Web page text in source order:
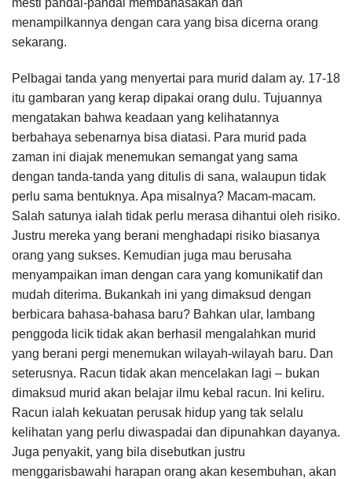
mesti pandai-pandai membahasakan dan
menampilkannya dengan cara yang bisa dicerna orang
sekarang.
Pelbagai tanda yang menyertai para murid dalam ay. 17-18
itu gambaran yang kerap dipakai orang dulu. Tujuannya
mengatakan bahwa keadaan yang kelihatannya
berbahaya sebenarnya bisa diatasi. Para murid pada
zaman ini diajak menemukan semangat yang sama
dengan tanda-tanda yang ditulis di sana, walaupun tidak
perlu sama bentuknya. Apa misalnya? Macam-macam.
Salah satunya ialah tidak perlu merasa dihantui oleh risiko.
Justru mereka yang berani menghadapi risiko biasanya
orang yang sukses. Kemudian juga mau berusaha
menyampaikan iman dengan cara yang komunikatif dan
mudah diterima. Bukankah ini yang dimaksud dengan
berbicara bahasa-bahasa baru? Bahkan ular, lambang
penggoda licik tidak akan berhasil mengalahkan murid
yang berani pergi menemukan wilayah-wilayah baru. Dan
seterusnya. Racun tidak akan mencelakan lagi – bukan
dimaksud murid akan belajar ilmu kebal racun. Ini keliru.
Racun ialah kekuatan perusak hidup yang tak selalu
kelihatan yang perlu diwaspadai dan dipunahkan dayanya.
Juga penyakit, yang bila disebutkan justru
menggarisbawahi harapan orang akan kesembuhan, akan